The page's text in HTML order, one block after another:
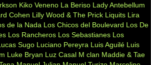
Kiko Veneno La Beriso Lady Antebellum
Cohen Lilly Wood & The Prick Liquits Lira
de la Nada Los Chicos del Boulevard Los De
Los Rancheros Los Sebastianes Los
Sugo Luciano Pereyra Luis Aguilé Luis
Luke Bryan Luz Casal M clan Maddie & Tae